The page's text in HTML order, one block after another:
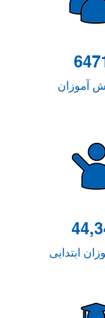
آموزان
ابتدایی